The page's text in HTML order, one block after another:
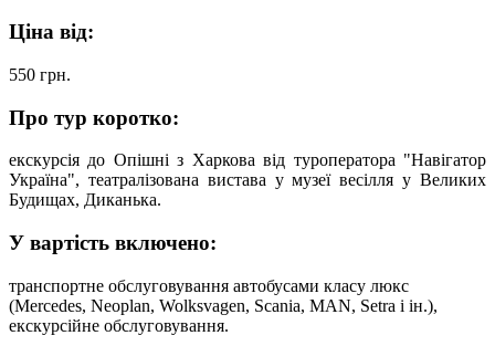
Ціна від:
550 грн.
Про тур коротко:
екскурсія до Опішні з Харкова від туроператора "Навігатор
Україна", театралізована вистава у музеї весілля у Великих
Будищах, Диканька.
У вартість включено:
транспортне обслуговування автобусами класу люкс
(Merсеdes, Neoplan, Wolksvagen, Scania, MAN, Setra і ін.),
екскурсійне обслуговування.